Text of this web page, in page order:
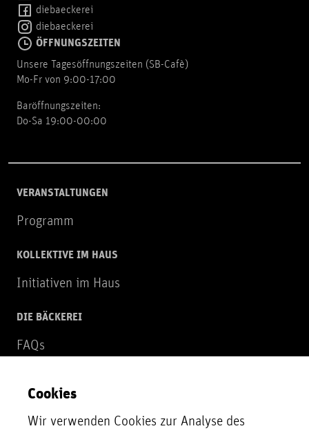
diebaeckerei
diebaeckerei
ÖFFNUNGSZEITEN
Unsere Tagesöffnungszeiten (SB-Cafè)
Mo-Fr von 9:00-17:00
Baröffnungszeiten:
Do-Sa 19:00-00:00
VERANSTALTUNGEN
Programm
KOLLEKTIVE IM HAUS
Initiativen im Haus
DIE BÄCKEREI
FAQs
NEWSLETTER
Zur Newsletter Anmeldung
Cookies
Wir verwenden Cookies zur Analyse des